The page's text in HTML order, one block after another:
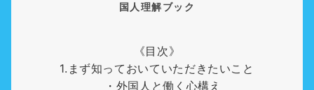
国人理解ブック
《目次》
1.まず知っておいていただきたいこと
・外国人と働く心構え